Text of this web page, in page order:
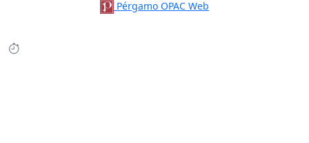
Pérgamo OPAC Web